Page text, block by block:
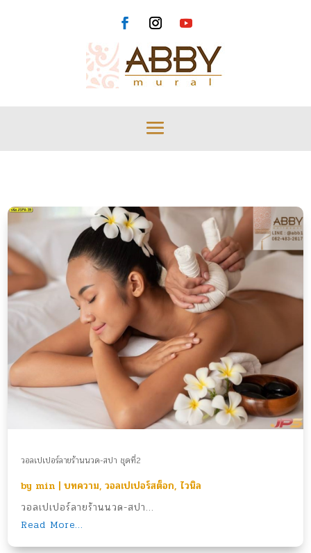
วอลเปเปอร์ลายร้านนวด-สปา ชุดที่2
by min |บทความ,วอลเปเปอร์สต็อก, ไวนิล
วอลเปเปอร์ลายร้านนวด-สปา...
Read More...